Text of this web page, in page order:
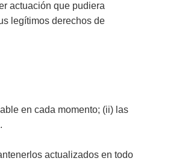
actuación que pudiera
legítimos derechos de
en cada momento; (ii) las
actualizados en todo